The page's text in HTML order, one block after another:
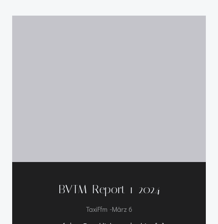
BVTM-Report 1-2024
TaxiFfm -März 6